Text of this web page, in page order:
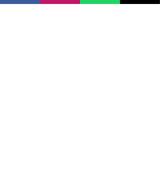
פרטים של רכז נגישות בארגון